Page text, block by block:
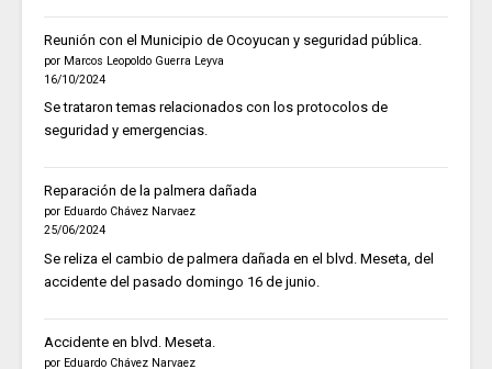
Reunión con el Municipio de Ocoyucan y seguridad pública.
por Marcos Leopoldo Guerra Leyva
16/10/2024
Se trataron temas relacionados con los protocolos de
seguridad y emergencias.
Reparación de la palmera dañada
por Eduardo Chávez Narvaez
25/06/2024
Se reliza el cambio de palmera dañada en el blvd. Meseta, del
accidente del pasado domingo 16 de junio.
Accidente en blvd. Meseta.
por Eduardo Chávez Narvaez